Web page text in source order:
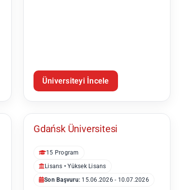
Üniversiteyi İncele
Gdańsk
Gdańsk Üniversitesi
15 Program
Lisans • Yüksek Lisans
Son Başvuru: 15.06.2026 - 10.07.2026